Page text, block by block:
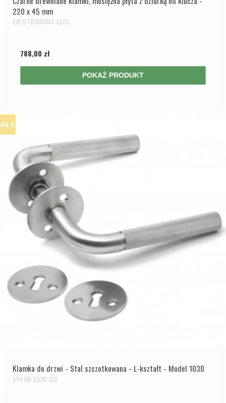
220 x 45 mm
OESTERBRO.1101
788,00 zł
POKAŻ PRODUKT
Klamka do drzwi - Stal szczotkowana - L-kształt - Model 1030
VH.08.1030.SS